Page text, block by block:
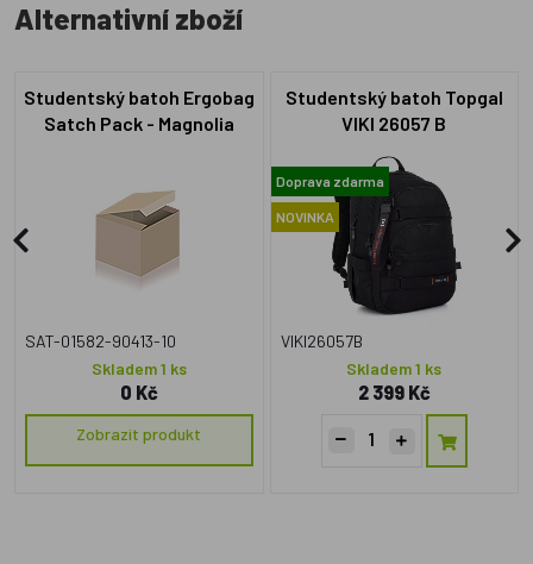
Alternativní zboží
Studentský batoh Ergobag
Satch Pack - Magnolia
SAT-01582-90413-10
Skladem 1 ks
0 Kč
Zobrazit produkt
Studentský batoh Topgal
VIKI 26057 B
Doprava zdarma
NOVINKA
VIKI26057B
Skladem 1 ks
2 399 Kč